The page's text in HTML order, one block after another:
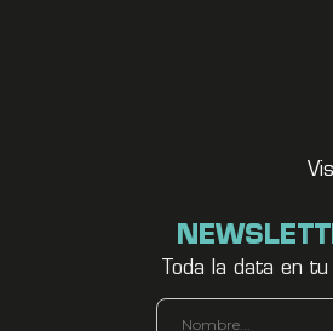
Toda la data en tu